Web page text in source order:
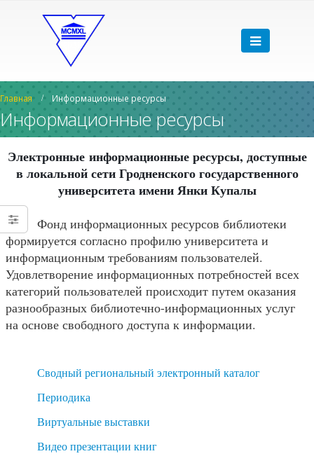
Главная Информационные ресурсы
Информационные ресурсы
Электронные информационные ресурсы, доступные
в локальной сети Гродненского государственного
университета имени Янки Купалы
Фонд информационных ресурсов библиотеки
формируется согласно профилю университета и
информационным требованиям пользователей.
Удовлетворение информационных потребностей всех
категорий пользователей происходит путем оказания
разнообразных библиотечно-информационных услуг
на основе свободного доступа к информации.
Сводный региональный электронный каталог
Периодика
Виртуальные выставки
Видео презентации книг